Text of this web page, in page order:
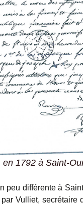
en 1792 à Saint-
peu différente à
Vulliet, secrétaire